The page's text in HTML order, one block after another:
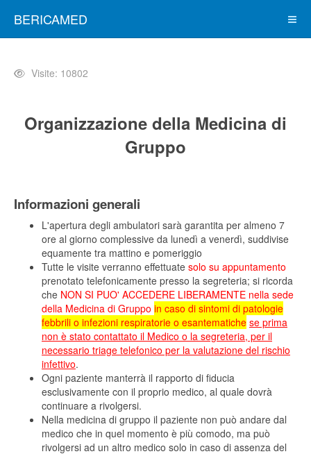
BERICAMED
Visite: 10802
Organizzazione della Medicina di
Gruppo
Informazioni generali
L'apertura degli ambulatori sarà garantita per almeno 7
ore al giorno complessive da lunedì a venerdì, suddivise
equamente tra mattino e pomeriggio
Tutte le visite verranno effettuate solo su appuntamento
prenotato telefonicamente presso la segreteria; si ricorda
che NON SI PUO' ACCEDERE LIBERAMENTE nella sede
della Medicina di Gruppo in caso di sintomi di patologie
febbrili o infezioni respiratorie o esantematiche se prima
non è stato contattato il Medico o la segreteria, per il
necessario triage telefonico per la valutazione del rischio
infettivo.
Ogni paziente manterrà il rapporto di fiducia
esclusivamente con il proprio medico, al quale dovrà
continuare a rivolgersi.
Nella medicina di gruppo il paziente non può andare dal
medico che in quel momento è più comodo, ma può
rivolgersi ad un altro medico solo in caso di assenza del